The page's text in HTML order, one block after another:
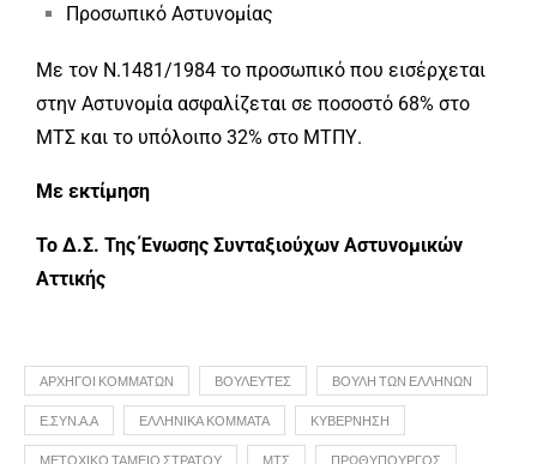
Προσωπικό Αστυνομίας
Με τον Ν.1481/1984 το προσωπικό που εισέρχεται
στην Αστυνομία ασφαλίζεται σε ποσοστό 68% στο
ΜΤΣ και το υπόλοιπο 32% στο ΜΤΠΥ.
Με εκτίμηση
Το Δ.Σ. Της Ένωσης Συνταξιούχων Αστυνομικών
Αττικής
ΑΡΧΗΓΟΊ ΚΟΜΜΆΤΩΝ ΒΟΥΛΕΥΤΈΣ ΒΟΥΛΉ ΤΩΝ ΕΛΛΉΝΩΝ
Ε.ΣΥΝ.Α.Α ΕΛΛΗΝΙΚΆ ΚΌΜΜΑΤΑ ΚΥΒΈΡΝΗΣΗ
ΜΕΤΟΧΙΚΌ ΤΑΜΕΊΟ ΣΤΡΑΤΟΎ ΜΤΣ ΠΡΩΘΥΠΟΥΡΓΌΣ